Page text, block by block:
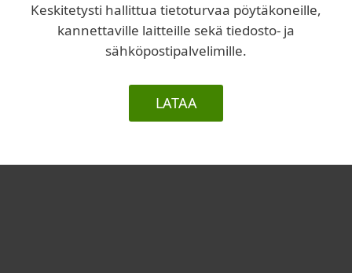
Keskitetysti hallittua tietoturvaa pöytäkoneille,
kannettaville laitteille sekä tiedosto- ja
sähköpostipalvelimille.
LATAA